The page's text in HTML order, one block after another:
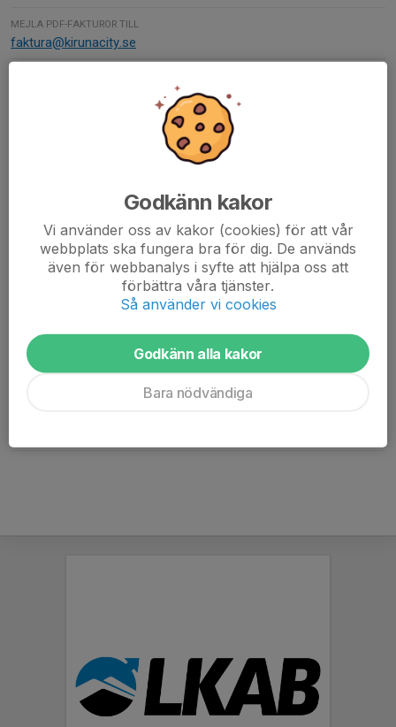
MEJLA PDF-FAKTUROR TILL
faktura@kirunacity.se
Kontaktpersoner
Mikaela Grenevall
mikaela@kirunahockeyskola.se
Henrik Engström
Webbansvarig
Godkänn kakor
Vi använder oss av kakor (cookies) för att vår
webbplats ska fungera bra för dig. De används
även för webbanalys i syfte att hjälpa oss att
förbättra våra tjänster.
Så använder vi cookies
Godkänn alla kakor
Bara nödvändiga